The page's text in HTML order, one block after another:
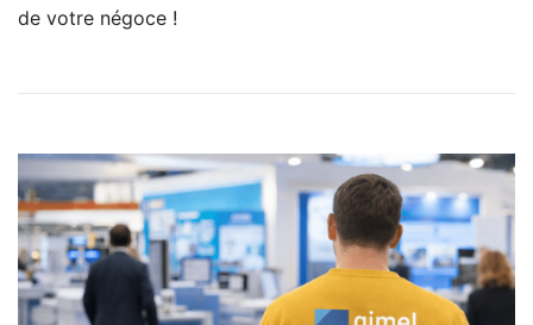
de votre négoce !